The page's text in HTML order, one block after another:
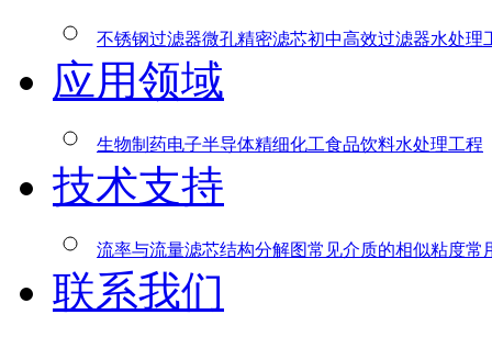
不锈钢过滤器微孔精密滤芯初中高效过滤器水处理
应用领域
生物制药电子半导体精细化工食品饮料水处理工程
技术支持
流率与流量滤芯结构分解图常见介质的相似粘度常
联系我们